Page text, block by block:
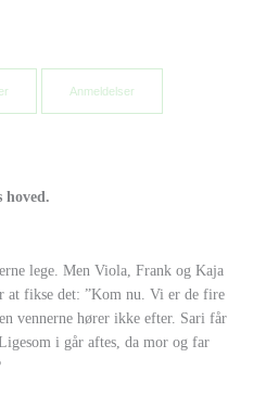
Anmeldelser
hoved.
lege. Men Viola, Frank og Kaja
at fikse det: ”Kom nu. Vi er de fire
vennerne hører ikke efter. Sari får
i går aftes, da mor og far